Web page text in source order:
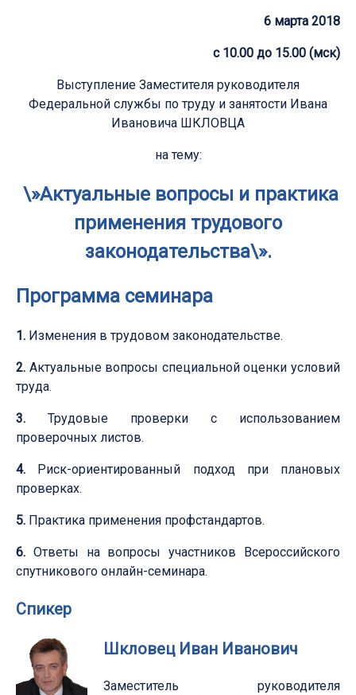
6 марта 2018
с 10.00 до 15.00 (мск)
Выступление Заместителя руководителя
Федеральной службы по труду и занятости Ивана
Ивановича ШКЛОВЦА
на тему:
\»Актуальные вопросы и практика
применения трудового
законодательства\».
Программа семинара
1. Изменения в трудовом законодательстве.
2. Актуальные вопросы специальной оценки условий
труда.
3. Трудовые проверки с использованием
проверочных листов.
4.
Риск-ориентированный подход при плановых
проверках.
5. Практика применения профстандартов.
6. Ответы на вопросы участников Всероссийского
спутникового онлайн-семинара.
Спикер
Шкловец Иван Иванович
Заместитель руководителя